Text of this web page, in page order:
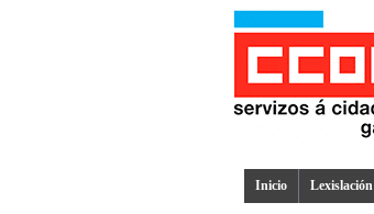
Inicio Lexislación